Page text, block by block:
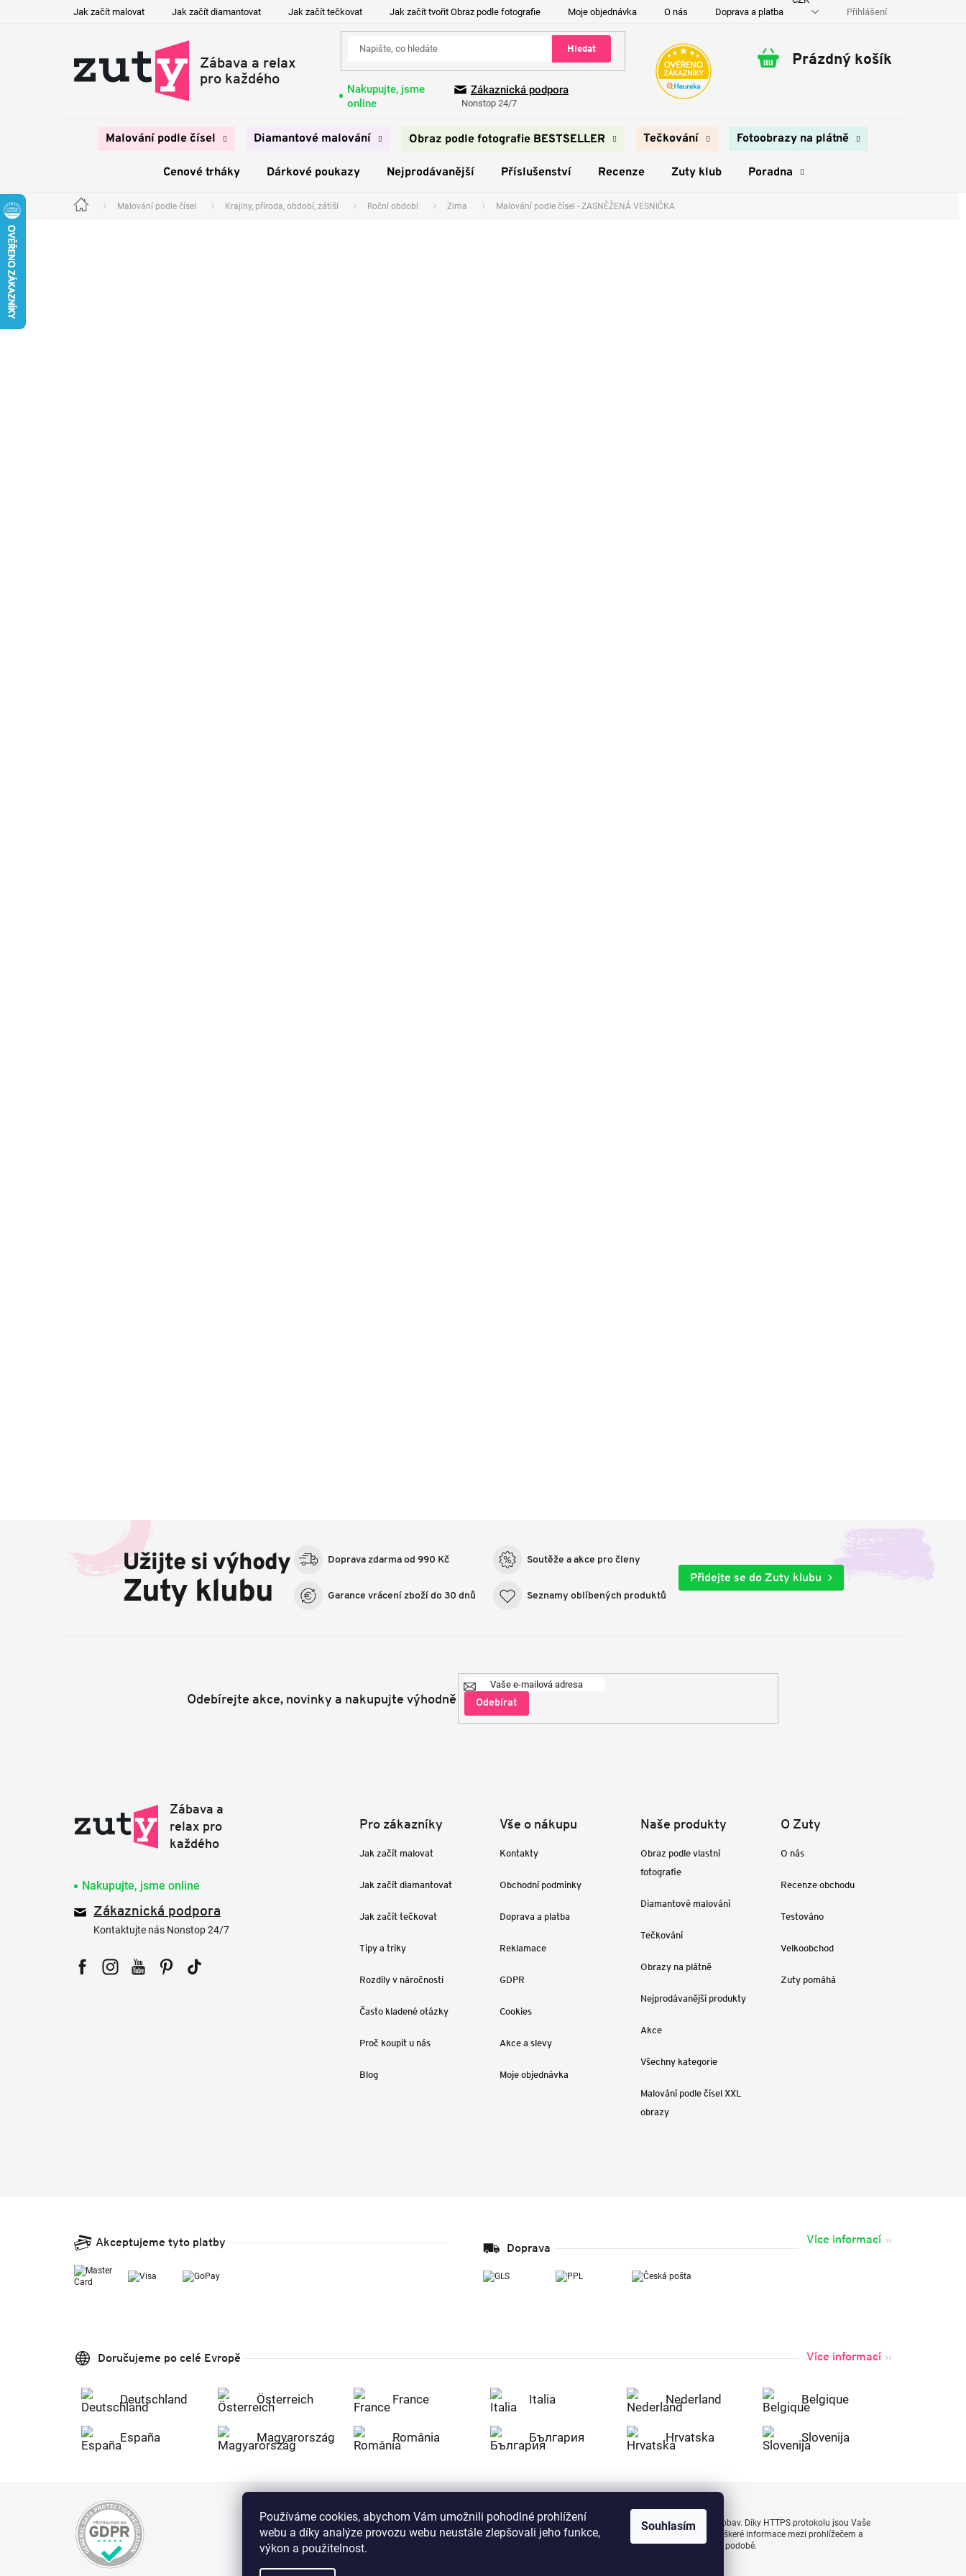
Používáme cookies, abychom Vám umožnili pohodlné prohlížení
webu a díky analýze provozu webu neustále zlepšovali jeho funkce,
výkon a použitelnost.
Souhlasím
Jak začít malovat Jak začít diamantovat Jak začít tečkovat Jak začít tvořit Obraz podle fotografie Moje objednávka O nás Doprava a platba Kontakty Přihlášení
Hledat
Nakupujte, jsme
online
Zákaznická podpora
Nonstop 24/7
Nákupní
Prázdný košík
Malování podle čísel Diamantové malování Obraz podle fotografie BESTSELLER Tečkování Fotoobrazy na plátně
Cenové trháky Dárkové poukazy Nejprodávanější Příslušenství Recenze Zuty klub Poradna
Domů Malování podle čísel Krajiny, příroda, období, zátiší Roční období Zima Malování podle čísel - ZASNĚŽENÁ VESNIČKA
Užijte si výhody
Zuty klubu
Doprava zdarma od 990 Kč
Garance vrácení zboží do 30 dnů
Soutěže a akce pro členy
Seznamy oblíbených produktů
Přidejte se do Zuty klubu
Odebírejte akce, novinky a nakupujte výhodně
se
Nakupujte, jsme online
Zákaznická podpora
Kontaktujte nás Nonstop 24/7
Pro zákazníky
Jak začít malovat
Jak začít diamantovat
Jak začít tečkovat
Tipy a triky
Rozdíly v náročnosti
Často kladené otázky
Proč koupit u nás
Blog
Vše o nákupu
Kontakty
Obchodní podmínky
Doprava a platba
Reklamace
GDPR
Cookies
Akce a slevy
Moje objednávka
Naše produkty
Obraz podle vlastní
fotografie
Diamantové malování
Tečkování
Obrazy na plátně
Nejprodávanější produkty
Akce
Všechny kategorie
Malování podle čísel XXL
obrazy
O Zuty
O nás
Recenze obchodu
Testováno
Velkoobchod
Zuty pomáhá
Akceptujeme tyto platby Doprava
Více informací
Doručujeme po celé Evropě Více informací
Deutschland Österreich France Italia Nederland Belgique
España Magyarország România България Hrvatska Slovenija
Nakupujte na Zuty bezpečně a bez obav. Díky HTTPS protokolu jsou Vaše
citlivá data v naprostém bezpečí, veškeré informace mezi prohlížečem a
serverem se přenášejí v zašifrované podobě.